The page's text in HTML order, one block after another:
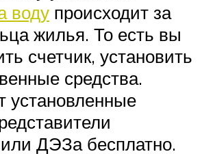
воду происходит за
жилья. То есть вы
счетчик, установить
средства.
установленные
ДЭЗа бесплатно.